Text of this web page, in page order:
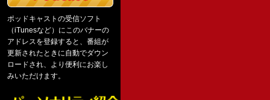
ポッドキャストの受信ソフト
（iTunesなど）にこのバナーの
アドレスを登録すると、番組が
更新されたときに自動でダウン
ロードされ、より便利にお楽し
みいただけます。